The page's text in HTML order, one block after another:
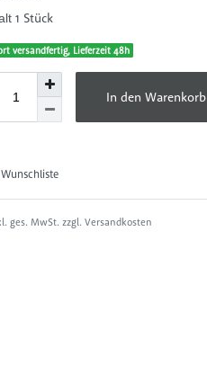
1 Stück
versandfertig, Lieferzeit 48h
In den Warenkorb
Wunschliste
ges. MwSt. zzgl. Versandkosten